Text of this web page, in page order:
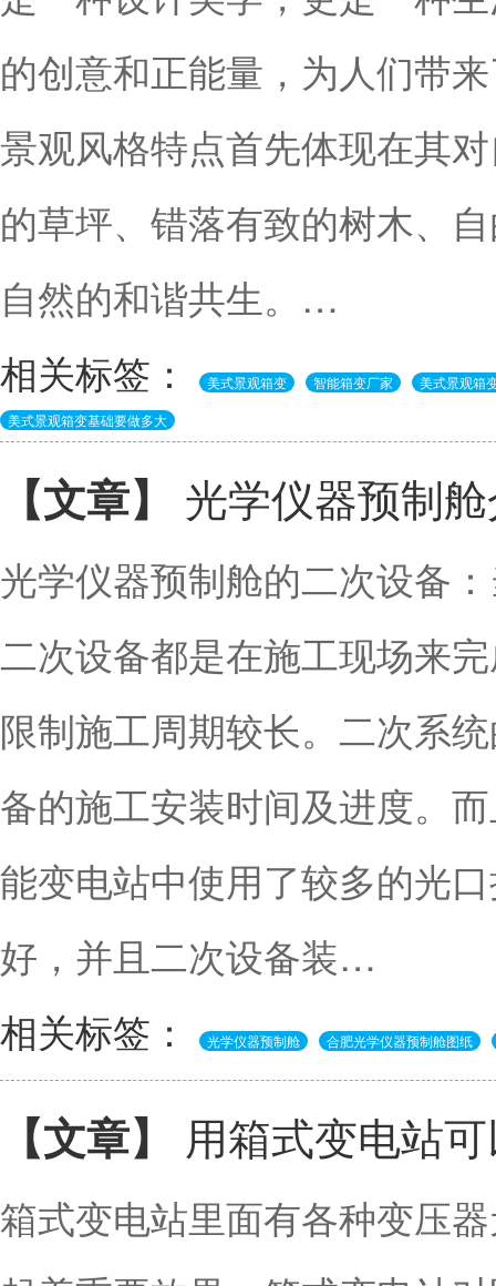
的创意和正能量，为人们带
景观风格特点首先体现在其
的草坪、错落有致的树木、
自然的和谐共生。…
相关标签：
美式景观箱变 智能箱变厂家
美式景观箱
美式景观箱变基础要做多大
【文章】 光学仪器预制
光学仪器预制舱的二次设备
二次设备都是在施工现场来
限制施工周期较长。二次系
备的施工安装时间及进度。
能变电站中使用了较多的光
好，并且二次设备装…
相关标签：
光学仪器预制舱 合肥光学仪器预制舱图纸
【文章】 用箱式变电站
箱式变电站里面有各种变压